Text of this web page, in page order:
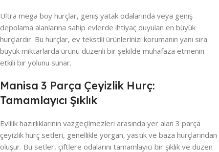
Ultra mega boy hurçlar, geniş yatak odalarında veya geniş
depolama alanlarına sahip evlerde ihtiyaç duyulan en büyük
hurçlardır. Bu hurçlar, ev tekstili ürünlerinizi korumanın yanı sıra
büyük miktarlarda ürünü düzenli bir şekilde muhafaza etmenin
etkili bir yolunu sunar.
Manisa 3 Parça Çeyizlik Hurç:
Tamamlayıcı Şıklık
Evlilik hazırlıklarının vazgeçilmezleri arasında yer alan 3 parça
çeyizlik hurç setleri, genellikle yorgan, yastık ve baza hurçlarından
oluşur. Bu setler, çiftlere odalarını tamamlayıcı bir şıklık ve düzen